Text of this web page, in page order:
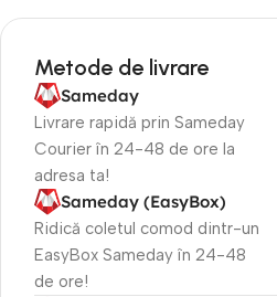
Metode de livrare
Sameday
Livrare rapidă prin Sameday
Courier în 24-48 de ore la
adresa ta!
Sameday (EasyBox)
Ridică coletul comod dintr-un
EasyBox Sameday în 24-48
de ore!